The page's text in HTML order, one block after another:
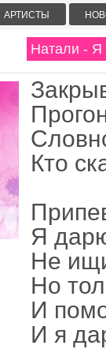
Натали - Я
Кто
Я
Не
Но
И
И я
АРТИСТЫ